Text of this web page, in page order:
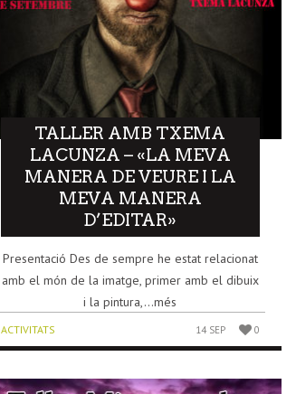
TALLER AMB TXEMA
LACUNZA – «LA MEVA
MANERA DE VEURE I LA
MEVA MANERA
D’EDITAR»
Presentació Des de sempre he estat relacionat
amb el món de la imatge, primer amb el dibuix
i la pintura,...més
ACTIVITATS 14 SEP 0